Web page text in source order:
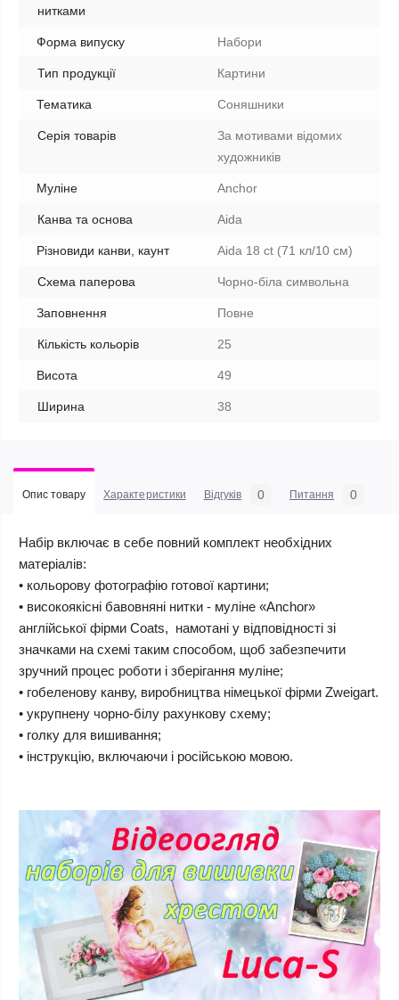
нитками
Форма випуску Набори
Тип продукції Картини
Тематика Соняшники
Серія товарів
За мотивами відомих
художників
Муліне Anchor
Канва та основа Aida
Різновиди канви, каунт Aida 18 ct (71 кл/10 см)
Схема паперова Чорно-біла символьна
Заповнення Повне
Кількість кольорів 25
Висота 49
Ширина 38
Опис товару Характеристики Відгуків 0 Питання 0
Набір включає в себе повний комплект необхідних
матеріалів:
• кольорову фотографію готової картини;
• високоякісні бавовняні нитки - муліне «Anchor»
англійської фірми Coats, намотані у відповідності зі
значками на схемі таким способом, щоб забезпечити
зручний процес роботи і зберігання муліне;
• гобеленову канву, виробництва німецької фірми Zweigart.
• укрупнену чорно-білу рахункову схему;
• голку для вишивання;
• інструкцію, включаючи і російською мовою.